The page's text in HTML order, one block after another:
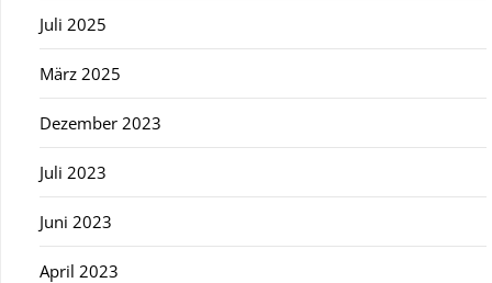
Juli 2025
März 2025
Dezember 2023
Juli 2023
Juni 2023
April 2023